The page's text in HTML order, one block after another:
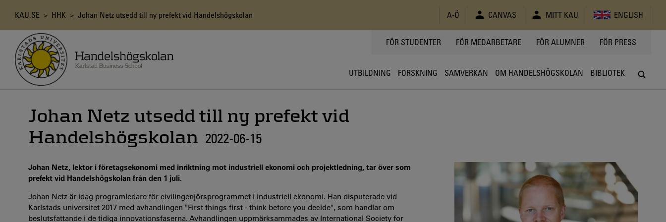
Länkstig
KAU.SE > HHK > Johan Netz utsedd till ny prefekt vid Handelshögskolan A-Ö CANVAS MITT KAU ENGLISH
TOPPMENY
FÖR STUDENTER FÖR MEDARBETARE FÖR ALUMNER FÖR PRESS
UTBILDNING FORSKNING SAMVERKAN OM HANDELSHÖGSKOLAN BIBLIOTEK
Johan Netz utsedd till ny prefekt vid
Handelshögskolan 2022-06-15
Johan Netz, lektor i företagsekonomi med inriktning mot industriell ekonomi och projektledning, tar över som
prefekt vid Handelshögskolan från den 1 juli.
Johan Netz är idag programledare för civilingenjörsprogrammet i industriell ekonomi. Han disputerade vid
Karlstads universitet 2017 med avhandlingen "First things first - think before you decide", som handlar om
beslutsfattande i de tidiga innovationsfaserna. Avhandlingen uppmärksammades av International Society for